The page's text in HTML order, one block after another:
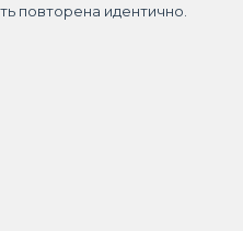
повторена идентично.